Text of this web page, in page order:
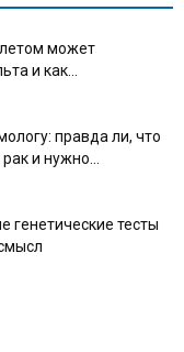
может
и как...
правда ли, что
и нужно...
генетические тесты